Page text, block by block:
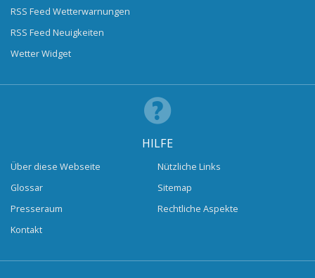
RSS Feed Wetterwarnungen
RSS Feed Neuigkeiten
Wetter Widget
HILFE
Über diese Webseite
Glossar
Presseraum
Kontakt
Nützliche Links
Sitemap
Rechtliche Aspekte